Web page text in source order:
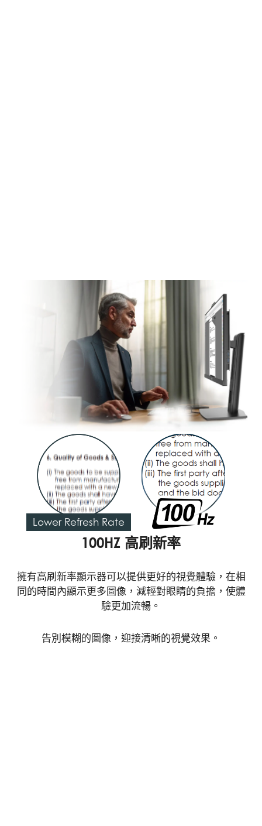
Lower Refresh Rate
100HZ 高刷新率
擁有高刷新率顯示器可以提供更好的視覺體驗，在相
同的時間內顯示更多圖像，減輕對眼睛的負擔，使體
驗更加流暢。
告別模糊的圖像，迎接清晰的視覺效果。